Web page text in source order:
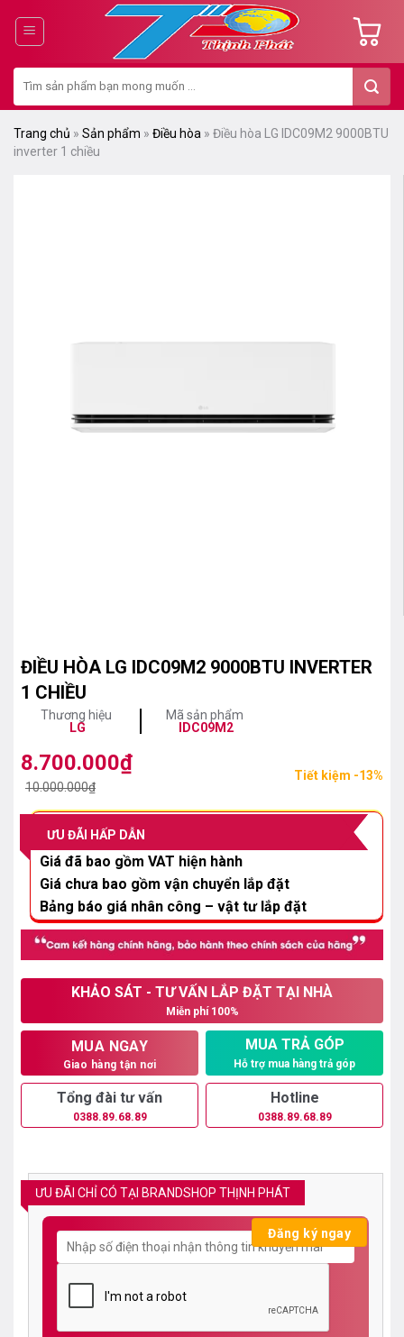
dung
kiếm:
Trang chủ » Sản phẩm » Điều hòa » Điều hòa LG IDC09M2 9000BTU
inverter 1 chiều
ĐIỀU HÒA LG IDC09M2 9000BTU INVERTER
1 CHIỀU
Thương hiệu
LG
Mã sản phẩm
IDC09M2
10.000.000₫
Giá
gốc
10.000.000₫.
8.700.000₫
Giá
hiện
8.700.000₫.
Tiết kiệm -13%
ƯU ĐÃI HẤP DẪN
Giá đã bao gồm VAT hiện hành
Giá chưa bao gồm vận chuyển lắp đặt
Bảng báo giá nhân công – vật tư lắp đặt
KHẢO SÁT - TƯ VẤN LẮP ĐẶT TẠI NHÀ
Miễn phí 100%
MUA NGAY
Giao hàng tận nơi
MUA TRẢ GÓP
Hỗ trợ mua hàng trả góp
Tổng đài tư vấn
0388.89.68.89
Hotline
0388.89.68.89
ƯU ĐÃI CHỈ CÓ TẠI BRANDSHOP THỊNH PHÁT